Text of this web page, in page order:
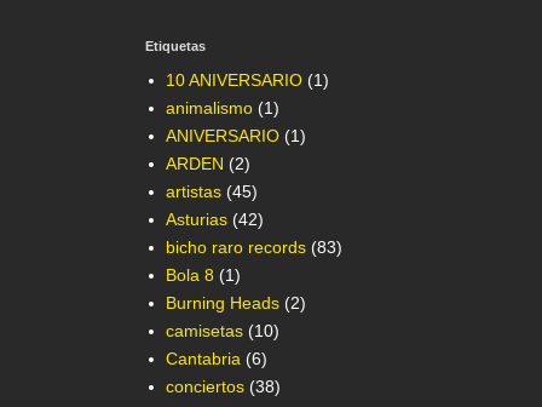
Etiquetas
10 ANIVERSARIO (1)
animalismo (1)
ANIVERSARIO (1)
ARDEN (2)
artistas (45)
Asturias (42)
bicho raro records (83)
Bola 8 (1)
Burning Heads (2)
camisetas (10)
Cantabria (6)
conciertos (38)